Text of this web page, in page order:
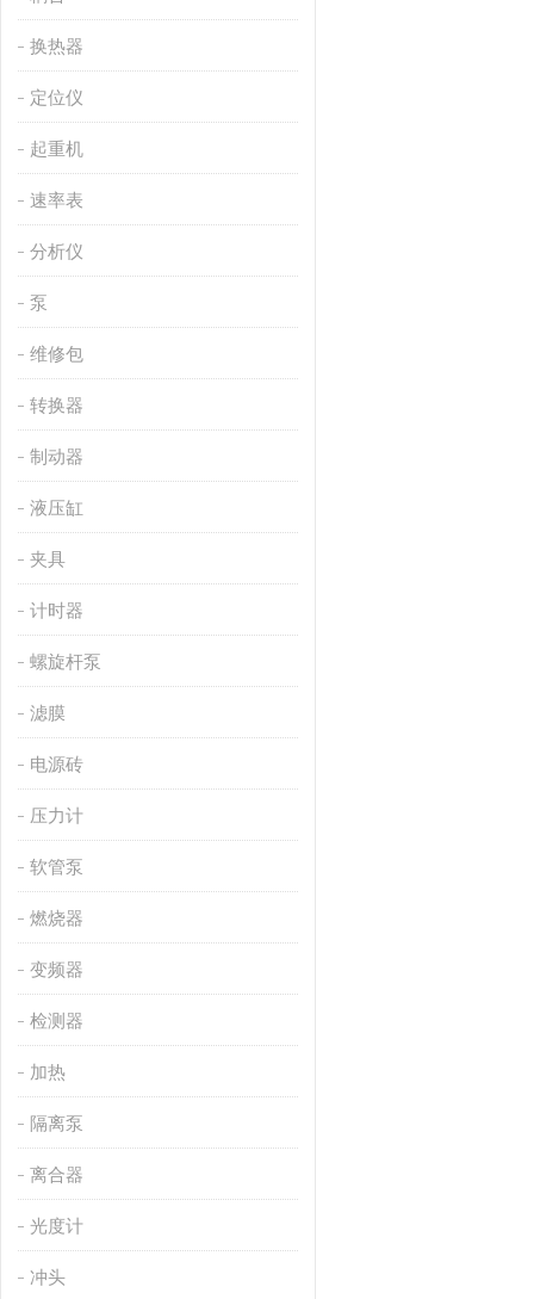
换热器
定位仪
起重机
速率表
分析仪
泵
维修包
转换器
制动器
液压缸
夹具
计时器
螺旋杆泵
滤膜
电源砖
压力计
软管泵
燃烧器
变频器
检测器
加热
隔离泵
离合器
光度计
冲头